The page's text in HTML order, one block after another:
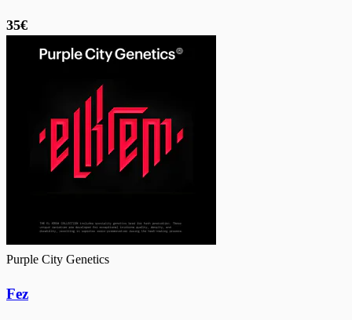
35€
Purple City Genetics
Fez